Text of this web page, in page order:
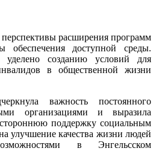
расширения программ
обеспечения доступной среды.
созданию условий для
в общественной жизни
важность постоянного
организациями и выразила
поддержку социальным
улучшение качества жизни людей
в Энгельсском